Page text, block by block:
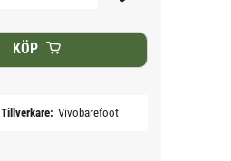
KÖP
Tillverkare Vivobarefoot